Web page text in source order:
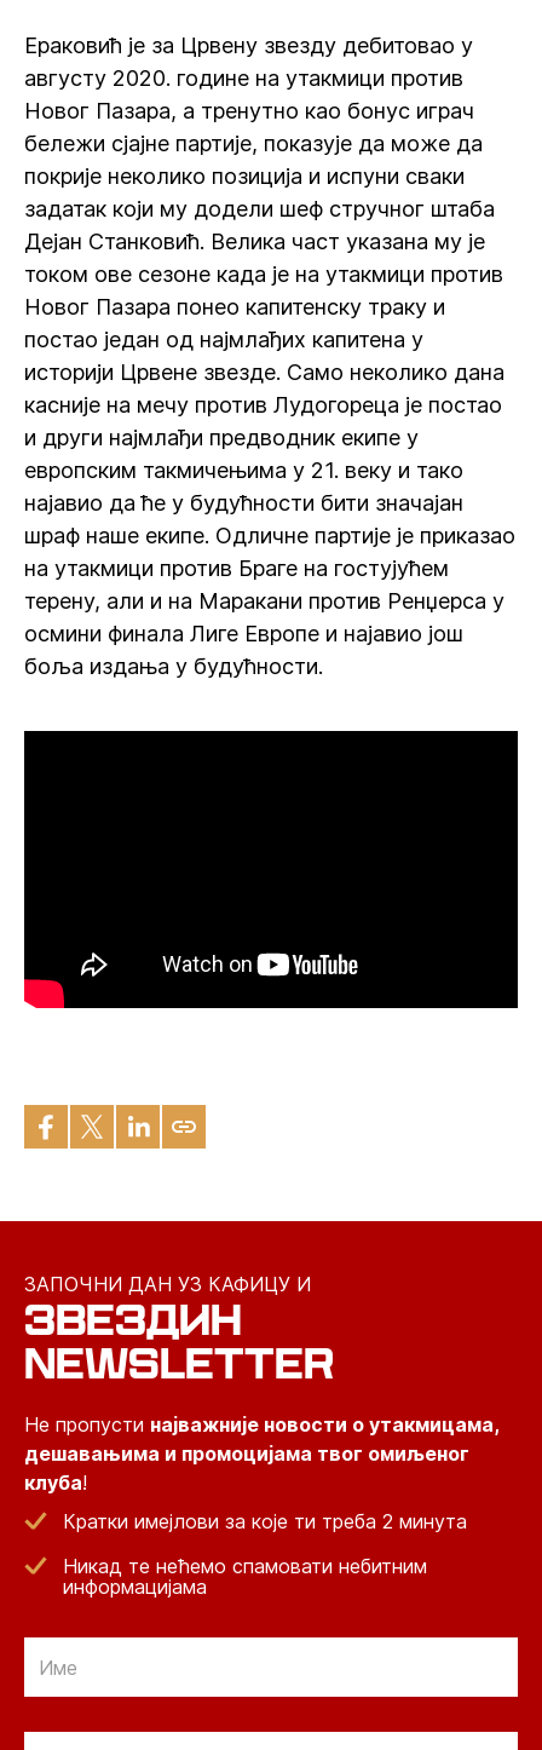
Ераковић је за Црвену звезду дебитовао у
августу 2020. године на утакмици против
Новог Пазара, а тренутно као бонус играч
бележи сјајне партије, показује да може да
покрије неколико позиција и испуни сваки
задатак који му додели шеф стручног штаба
Дејан Станковић. Велика част указана му је
током ове сезоне када је на утакмици против
Новог Пазара понео капитенску траку и
постао један од најмлађих капитена у
историји Црвене звезде. Само неколико дана
касније на мечу против Лудогореца је постао
и други најмлађи предводник екипе у
европским такмичењима у 21. веку и тако
најавио да ће у будућности бити значајан
шраф наше екипе. Одличне партије је приказао
на утакмици против Браге на гостујућем
терену, али и на Маракани против Ренџерса у
осмини финала Лиге Европе и најавио још
боља издања у будућности.
ЗАПОЧНИ ДАН УЗ КАФИЦУ И
ЗВЕЗДИН
NEWSLETTER
Не пропусти најважније новости о утакмицама,
дешавањима и промоцијама твог омиљеног
клуба!
Кратки имејлови за које ти треба 2 минута
Никад те нећемо спамовати небитним
информацијама